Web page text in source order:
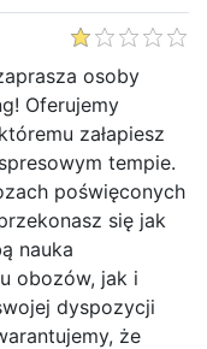
osoby
Oferujemy
załapiesz
tempie.
poświęconych
się jak
nauka
obozów, jak i
dyspozycji
że